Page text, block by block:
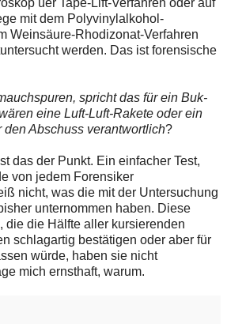
üer Tape-Lift-Verfahren oder auf
mit dem Polyvinylalkohol-
Weinsäure-Rhodizonat-Verfahren
werden. Das ist forensische
spricht das für ein Buk-
eine Luft-Luft-Rakete oder ein
Abschuss verantwortlich?
das der Punkt. Ein einfacher Test,
von jedem Forensiker
nicht, was die mit der Untersuchung
unternommen haben. Diese
die die Hälfte aller kursierenden
schlagartig bestätigen oder aber für
würde, haben sie nicht
mich ernsthaft, warum.